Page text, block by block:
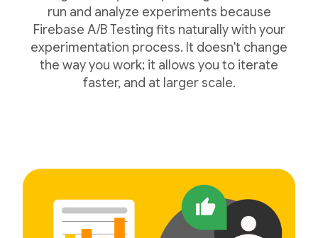
run and analyze experiments because
Firebase A/B Testing fits naturally with your
experimentation process. It doesn't change
the way you work; it allows you to iterate
faster, and at larger scale.